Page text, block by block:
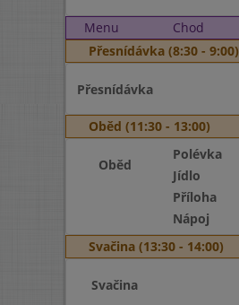
Menu Chod
Přesnídávka (8:30 - 9:00)
Přesnídávka
Oběd (11:30 - 13:00)
Oběd
Polévka
Jídlo
Příloha
Nápoj
Svačina (13:30 - 14:00)
Svačina